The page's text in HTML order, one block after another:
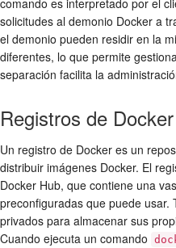
comando es interpretado por el
solicitudes al demonio Docker a
el demonio pueden residir en la
diferentes, lo que permite
separación facilita la
Registros de
Un registro de Docker es un
distribuir imágenes Docker. El
Docker Hub, que contiene una
preconfiguradas que puede
privados para almacenar sus
Cuando ejecuta un comando